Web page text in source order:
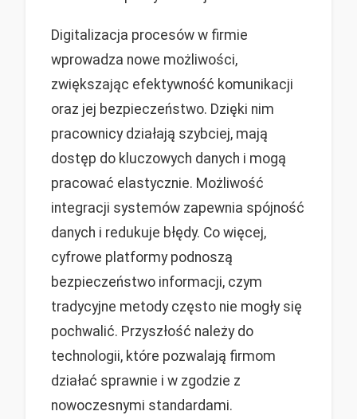
Digitalizacja procesów w firmie
wprowadza nowe możliwości,
zwiększając efektywność komunikacji
oraz jej bezpieczeństwo. Dzięki nim
pracownicy działają szybciej, mają
dostęp do kluczowych danych i mogą
pracować elastycznie. Możliwość
integracji systemów zapewnia spójność
danych i redukuje błędy. Co więcej,
cyfrowe platformy podnoszą
bezpieczeństwo informacji, czym
tradycyjne metody często nie mogły się
pochwalić. Przyszłość należy do
technologii, które pozwalają firmom
działać sprawnie i w zgodzie z
nowoczesnymi standardami.